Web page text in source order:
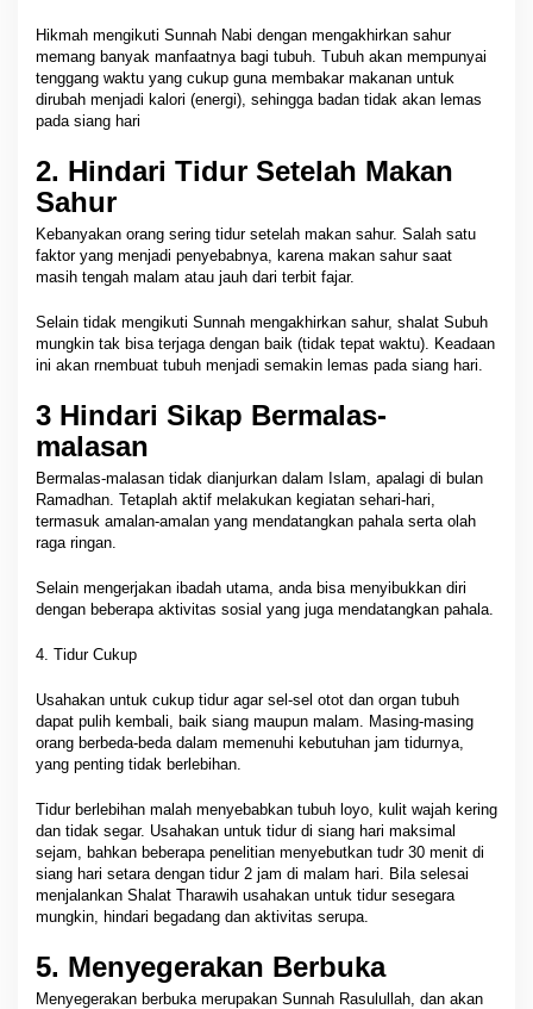
Hikmah mengikuti Sunnah Nabi dengan mengakhirkan sahur
memang banyak manfaatnya bagi tubuh. Tubuh akan mempunyai
tenggang waktu yang cukup guna membakar makanan untuk
dirubah menjadi kalori (energi), sehingga badan tidak akan lemas
pada siang hari
2. Hindari Tidur Setelah Makan
Sahur
Kebanyakan orang sering tidur setelah makan sahur. Salah satu
faktor yang menjadi penyebabnya, karena makan sahur saat
masih tengah malam atau jauh dari terbit fajar.
Selain tidak mengikuti Sunnah mengakhirkan sahur, shalat Subuh
mungkin tak bisa terjaga dengan baik (tidak tepat waktu). Keadaan
ini akan rnembuat tubuh menjadi semakin lemas pada siang hari.
3 Hindari Sikap Bermalas-
malasan
Bermalas-malasan tidak dianjurkan dalam Islam, apalagi di bulan
Ramadhan. Tetaplah aktif melakukan kegiatan sehari-hari,
termasuk amalan-amalan yang mendatangkan pahala serta olah
raga ringan.
Selain mengerjakan ibadah utama, anda bisa menyibukkan diri
dengan beberapa aktivitas sosial yang juga mendatangkan pahala.
4. Tidur Cukup
Usahakan untuk cukup tidur agar sel-sel otot dan organ tubuh
dapat pulih kembali, baik siang maupun malam. Masing-masing
orang berbeda-beda dalam memenuhi kebutuhan jam tidurnya,
yang penting tidak berlebihan.
Tidur berlebihan malah menyebabkan tubuh loyo, kulit wajah kering
dan tidak segar. Usahakan untuk tidur di siang hari maksimal
sejam, bahkan beberapa penelitian menyebutkan tudr 30 menit di
siang hari setara dengan tidur 2 jam di malam hari. Bila selesai
menjalankan Shalat Tharawih usahakan untuk tidur sesegara
mungkin, hindari begadang dan aktivitas serupa.
5. Menyegerakan Berbuka
Menyegerakan berbuka merupakan Sunnah Rasulullah, dan akan